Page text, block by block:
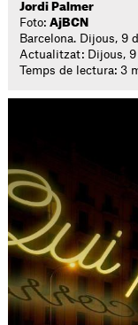
Jordi Palmer
Foto:AjBCN
Barcelona. Dijous, 9
Actualitzat: Dijous,
Temps de lectura: 3